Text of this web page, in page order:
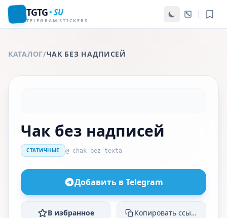
TGTG SU
TELEGRAM STICKERS
КАТАЛОГ/ЧАК БЕЗ НАДПИСЕЙ
Чак без надписей
СТАТИЧНЫЕ @ chak_bez_texta
Добавить в Telegram
В избранное Копировать ссылку